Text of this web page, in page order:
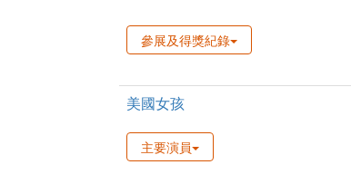
參展及得獎紀錄
美國女孩
主要演員